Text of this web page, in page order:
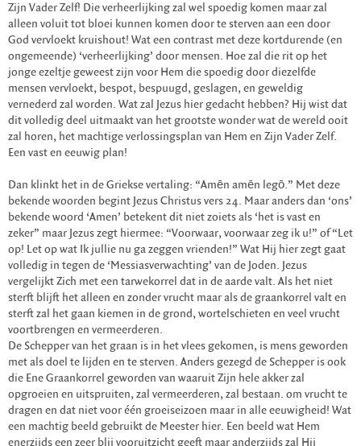
Zijn Vader Zelf! Die verheerlijking zal wel spoedig komen maar zal
alleen voluit tot bloei kunnen komen door te sterven aan een door
God vervloekt kruishout! Wat een contrast met deze kortdurende (en
ongemeende) ‘verheerlijking’ door mensen. Hoe zal die rit op het
jonge ezeltje geweest zijn voor Hem die spoedig door diezelfde
mensen vervloekt, bespot, bespuugd, geslagen, en geweldig
vernederd zal worden. Wat zal Jezus hier gedacht hebben? Hij wist dat
dit volledig deel uitmaakt van het grootste wonder wat de wereld ooit
zal horen, het machtige verlossingsplan van Hem en Zijn Vader Zelf.
Een vast en eeuwig plan!
Dan klinkt het in de Griekse vertaling: “Amēn amēn legō.” Met deze
bekende woorden begint Jezus Christus vers 24. Maar anders dan ‘ons’
bekende woord ‘Amen’ betekent dit niet zoiets als ‘het is vast en
zeker” maar Jezus zegt hiermee: “Voorwaar, voorwaar zeg ik u!” of “Let
op! Let op wat Ik jullie nu ga zeggen vrienden!” Wat Hij hier zegt gaat
volledig in tegen de ‘Messiasverwachting’ van de Joden. Jezus
vergelijkt Zich met een tarwekorrel dat in de aarde valt. Als het niet
sterft blijft het alleen en zonder vrucht maar als de graankorrel valt en
sterft zal het gaan kiemen in de grond, wortelschieten en veel vrucht
voortbrengen en vermeerderen.
De Schepper van het graan is in het vlees gekomen, is mens geworden
met als doel te lijden en te sterven. Anders gezegd de Schepper is ook
die Ene Graankorrel geworden van waaruit Zijn hele akker zal
opgroeien en uitspruiten, zal vermeerderen, zal bestaan. om vrucht te
dragen en dat niet voor één groeiseizoen maar in alle eeuwigheid! Wat
een machtig beeld gebruikt de Meester hier. Een beeld wat Hem
enerzijds een zeer blij vooruitzicht geeft maar anderzijds zal Hij